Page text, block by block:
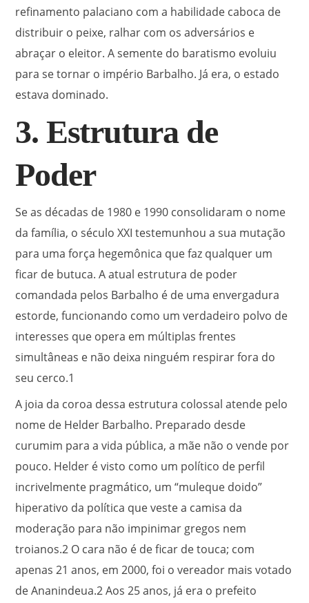
refinamento palaciano com a habilidade caboca de
distribuir o peixe, ralhar com os adversários e
abraçar o eleitor. A semente do baratismo evoluiu
para se tornar o império Barbalho. Já era, o estado
estava dominado.
3. Estrutura de
Poder
Se as décadas de 1980 e 1990 consolidaram o nome
da família, o século XXI testemunhou a sua mutação
para uma força hegemônica que faz qualquer um
ficar de butuca. A atual estrutura de poder
comandada pelos Barbalho é de uma envergadura
estorde, funcionando como um verdadeiro polvo de
interesses que opera em múltiplas frentes
simultâneas e não deixa ninguém respirar fora do
seu cerco.1
A joia da coroa dessa estrutura colossal atende pelo
nome de Helder Barbalho. Preparado desde
curumim para a vida pública, a mãe não o vende por
pouco. Helder é visto como um político de perfil
incrivelmente pragmático, um “muleque doido”
hiperativo da política que veste a camisa da
moderação para não impinimar gregos nem
troianos.2 O cara não é de ficar de touca; com
apenas 21 anos, em 2000, foi o vereador mais votado
de Ananindeua.2Aos 25 anos, já era o prefeito